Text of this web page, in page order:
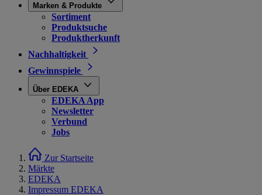
Marken & Produkte
Sortiment
Produktsuche
Produktherkunft
Nachhaltigkeit
Gewinnspiele
Über EDEKA
EDEKA App
Newsletter
Verbund
Jobs
Zur Startseite
Märkte
EDEKA
Impressum EDEKA